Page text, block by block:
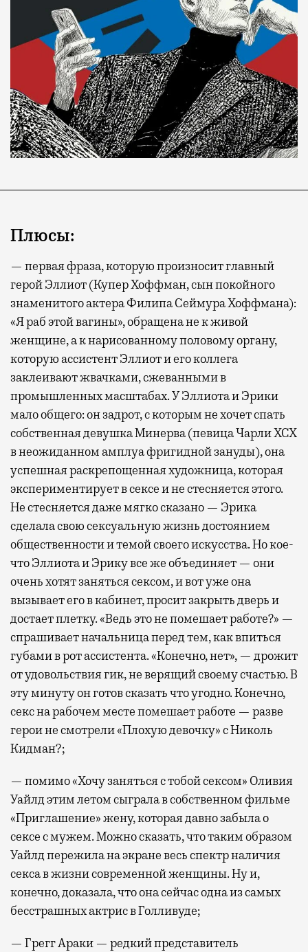
Плюсы:
— первая фраза, которую произносит главный
герой Эллиот (Купер Хоффман, сын покойного
знаменитого актера Филипа Сеймура Хоффмана):
«Я раб этой вагины», обращена не к живой
женщине, а к нарисованному половому органу,
которую ассистент Эллиот и его коллега
заклеивают жвачками, сжеванными в
промышленных масштабах. У Эллиота и Эрики
мало общего: он задрот, с которым не хочет спать
собственная девушка Минерва (певица Чарли XCX
в неожиданном амплуа фригидной зануды), она
успешная раскрепощенная художница, которая
экспериментирует в сексе и не стесняется этого.
Не стесняется даже мягко сказано — Эрика
сделала свою сексуальную жизнь достоянием
общественности и темой своего искусства. Но кое-
что Эллиота и Эрику все же объединяет — они
очень хотят заняться сексом, и вот уже она
вызывает его в кабинет, просит закрыть дверь и
достает плетку. «Ведь это не помешает работе?» —
спрашивает начальница перед тем, как впиться
губами в рот ассистента. «Конечно, нет», — дрожит
от удовольствия гик, не верящий своему счастью. В
эту минуту он готов сказать что угодно. Конечно,
секс на рабочем месте помешает работе — разве
герои не смотрели «Плохую девочку» с Николь
Кидман?;
— помимо «Хочу заняться с тобой сексом» Оливия
Уайлд этим летом сыграла в собственном фильме
«Приглашение» жену, которая давно забыла о
сексе с мужем. Можно сказать, что таким образом
Уайлд пережила на экране весь спектр наличия
секса в жизни современной женщины. Ну и,
конечно, доказала, что она сейчас одна из самых
бесстрашных актрис в Голливуде;
— Грегг Араки — редкий представитель